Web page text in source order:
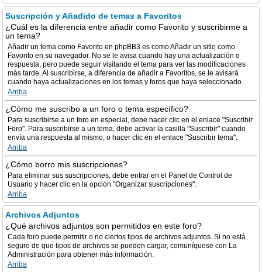
Suscripción y Añadido de temas a Favoritos
¿Cuál es la diferencia entre añadir como Favorito y suscribirme a
un tema?
Añadir un tema como Favorito en phpBB3 es como Añadir un sitio como
Favorito en su navegador. No se le avisa cuando hay una actualización o
respuesta, pero puede seguir visitando el tema para ver las modificaciones
más tarde. Al suscribirse, a diferencia de añadir a Favoritos, se le avisará
cuando haya actualizaciones en los temas y foros que haya seleccionado.
Arriba
¿Cómo me suscribo a un foro o tema específico?
Para suscribirse a un foro en especial, debe hacer clic en el enlace "Suscribir
Foro". Para suscribirse a un tema, debe activar la casilla "Suscribir" cuando
envía una respuesta al mismo, o hacer clic en el enlace "Suscribir tema".
Arriba
¿Cómo borro mis suscripciones?
Para eliminar sus suscripciones, debe entrar en el Panel de Control de
Usuario y hacer clic en la opción "Organizar suscripciones".
Arriba
Archivos Adjuntos
¿Qué archivos adjuntos son permitidos en este foro?
Cada foro puede permitir o no ciertos tipos de archivos adjuntos. Si no está
seguro de que tipos de archivos se pueden cargar, comuníquese con La
Administración para obtener más información.
Arriba